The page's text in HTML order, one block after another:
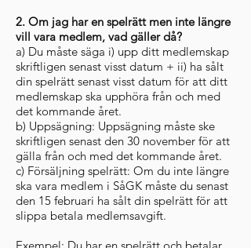
2. Om jag har en spelrätt men inte längre
vill vara medlem, vad gäller då?
a) Du måste säga i) upp ditt medlemskap
skriftligen senast visst datum + ii) ha sålt
din spelrätt senast visst datum för att ditt
medlemskap ska upphöra från och med
det kommande året.
b) Uppsägning: Uppsägning måste ske
skriftligen senast den 30 november för att
gälla från och med det kommande året.
c) Försäljning spelrätt: Om du inte längre
ska vara medlem i SåGK måste du senast
den 15 februari ha sålt din spelrätt för att
slippa betala medlemsavgift.